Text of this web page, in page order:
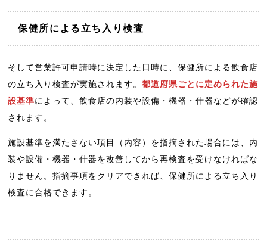
保健所による立ち入り検査
そして営業許可申請時に決定した日時に、保健所による飲食店
の立ち入り検査が実施されます。都道府県ごとに定められた施
設基準によって、飲食店の内装や設備・機器・什器などが確認
されます。
施設基準を満たさない項目（内容）を指摘された場合には、内
装や設備・機器・什器を改善してから再検査を受けなければな
りません。指摘事項をクリアできれば、保健所による立ち入り
検査に合格できます。